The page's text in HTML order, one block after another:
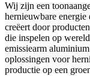
Wij zijn een
hernieuwbare energie
creëert door
die inspelen op
emissiearm
oplossingen voor
productie op een